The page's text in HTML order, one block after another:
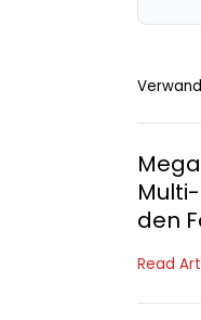
den
Read